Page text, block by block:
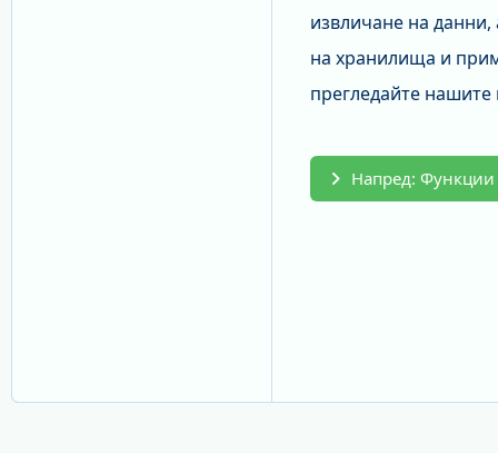
извличане на
на хранилища и
прегледайте
Напред: Функции